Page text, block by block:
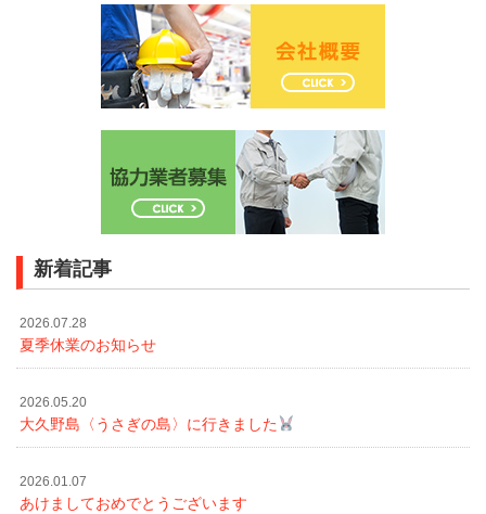
新着記事
2026.07.28
夏季休業のお知らせ
2026.05.20
大久野島〈うさぎの島〉に行きました
2026.01.07
あけましておめでとうございます